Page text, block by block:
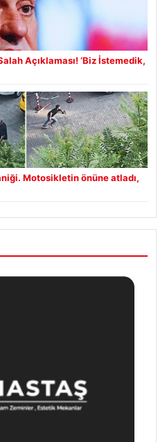
Açıklaması! ‘Biz İstemedik,
Motosikletin önüne atladı,